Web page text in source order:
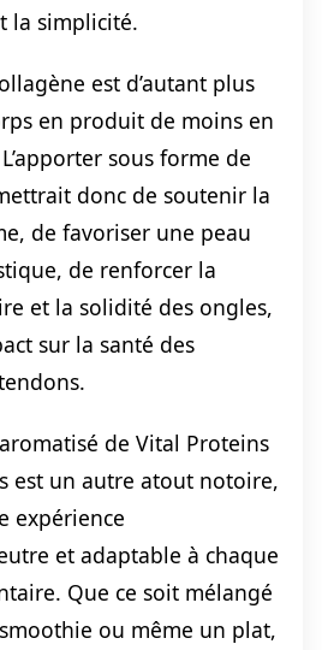
la simplicité.
est d’autant plus
en produit de moins en
sous forme de
donc de soutenir la
de favoriser une peau
de renforcer la
et la solidité des ongles,
sur la santé des
de Vital Proteins
est un autre atout notoire,
expérience
et adaptable à chaque
Que ce soit mélangé
ou même un plat,